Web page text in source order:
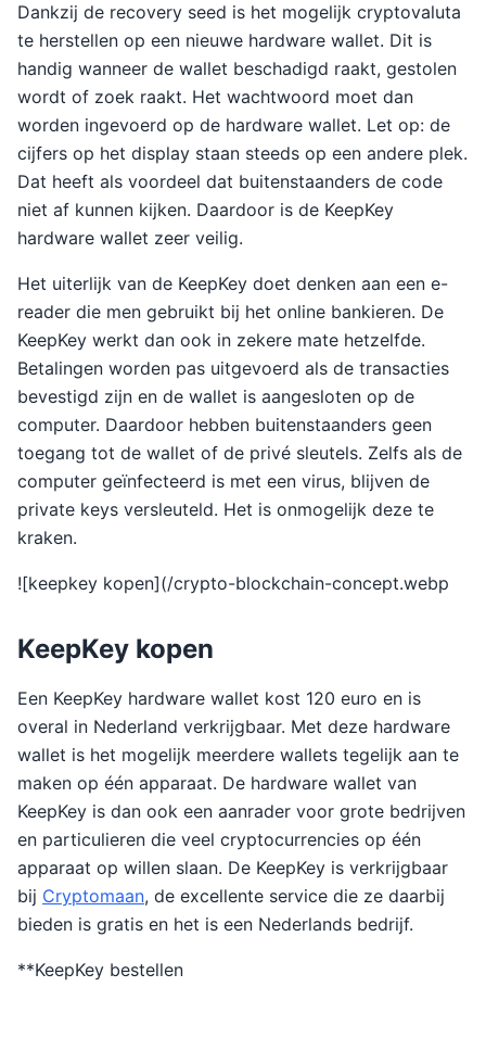
Dankzij de recovery seed is het mogelijk cryptovaluta
te herstellen op een nieuwe hardware wallet. Dit is
handig wanneer de wallet beschadigd raakt, gestolen
wordt of zoek raakt. Het wachtwoord moet dan
worden ingevoerd op de hardware wallet. Let op: de
cijfers op het display staan steeds op een andere plek.
Dat heeft als voordeel dat buitenstaanders de code
niet af kunnen kijken. Daardoor is de KeepKey
hardware wallet zeer veilig.
Het uiterlijk van de KeepKey doet denken aan een e-
reader die men gebruikt bij het online bankieren. De
KeepKey werkt dan ook in zekere mate hetzelfde.
Betalingen worden pas uitgevoerd als de transacties
bevestigd zijn en de wallet is aangesloten op de
computer. Daardoor hebben buitenstaanders geen
toegang tot de wallet of de privé sleutels. Zelfs als de
computer geïnfecteerd is met een virus, blijven de
private keys versleuteld. Het is onmogelijk deze te
kraken.
![keepkey kopen](/crypto-blockchain-concept.webp
KeepKey kopen
Een KeepKey hardware wallet kost 120 euro en is
overal in Nederland verkrijgbaar. Met deze hardware
wallet is het mogelijk meerdere wallets tegelijk aan te
maken op één apparaat. De hardware wallet van
KeepKey is dan ook een aanrader voor grote bedrijven
en particulieren die veel cryptocurrencies op één
apparaat op willen slaan. De KeepKey is verkrijgbaar
bij Cryptomaan, de excellente service die ze daarbij
bieden is gratis en het is een Nederlands bedrijf.
**KeepKey bestellen